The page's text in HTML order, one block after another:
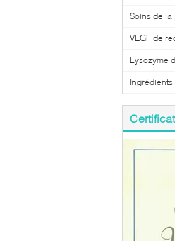
Soins de
VEGF de
Lysozyme
Certificat